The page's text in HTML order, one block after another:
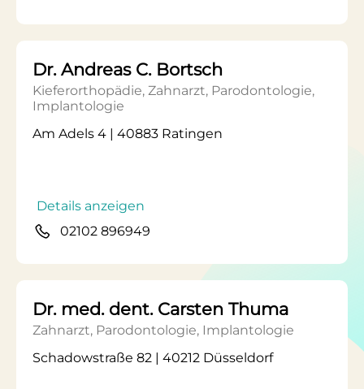
Dr. Andreas C. Bortsch
Kieferorthopädie, Zahnarzt, Parodontologie,
Implantologie
Am Adels 4 | 40883 Ratingen
Details anzeigen
02102 896949
Dr. med. dent. Carsten Thuma
Zahnarzt, Parodontologie, Implantologie
Schadowstraße 82 | 40212 Düsseldorf